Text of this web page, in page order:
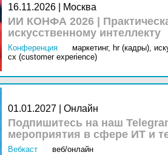
16.11.2026 | Москва
ИИ КОНФА 2026 |
искусственному интеллекту
Конференция маркетинг, hr (кадры),
cx (customer experience)
01.01.2027 | Онлайн
Подпишитесь на наш
мероприятия в сфере ИТ и
Вебкаст веб/онлайн